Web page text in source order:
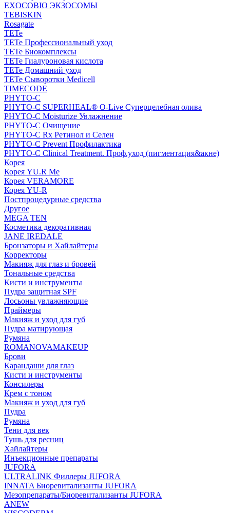
EXOCOBIO ЭКЗОСОМЫ
TEBISKIN
Rosagate
TETe
TETe Профессиональный уход
TETe Биокомплексы
TETe Гиалуроновая кислота
TETe Домашний уход
TETe Сыворотки Medicell
TIMECODE
PHYTO-C
PHYTO-C SUPERHEAL® O-Live Суперцелебная олива
PHYTO-C Moisturize Увлажнение
PHYTO-C Очищение
PHYTO-C Rx Ретинол и Селен
PHYTO-C Prevent Профилактика
PHYTO-C Clinical Treatment. Проф.уход (пигментация&акне)
Корея
Корея YU.R Me
Корея VERAMORE
Корея YU-R
Постпроцедурные средства
Другое
MEGA TEN
Косметика декоративная
JANE IREDALE
Бронзаторы и Хайлайтеры
Корректоры
Макияж для глаз и бровей
Тональные средства
Кисти и инструменты
Пудра защитная SPF
Лосьоны увлажняющие
Праймеры
Макияж и уход для губ
Пудра матирующая
Румяна
ROMANOVAMAKEUP
Брови
Карандаши для глаз
Кисти и инструменты
Консилеры
Крем с тоном
Макияж и уход для губ
Пудра
Румяна
Тени для век
Тушь для ресниц
Хайлайтеры
Инъекционные препараты
JUFORA
ULTRALINK Филлеры JUFORA
INNATA Биоревитализанты JUFORA
Мезопрепараты/Биоревитализанты JUFORA
ANEW